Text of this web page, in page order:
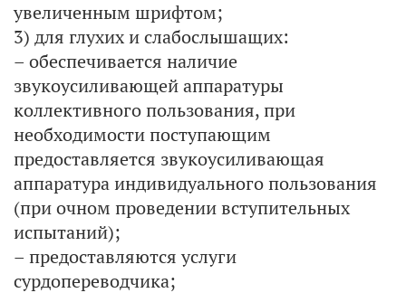
увеличенным шрифтом;
3) для глухих и слабослышащих:
– обеспечивается наличие
звукоусиливающей аппаратуры
коллективного пользования, при
необходимости поступающим
предоставляется звукоусиливающая
аппаратура индивидуального пользования
(при очном проведении вступительных
испытаний);
– предоставляются услуги
сурдопереводчика;